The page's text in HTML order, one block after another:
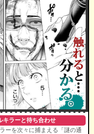
キラーと待ち合わせ
ーを次々に捕まえる「謎の通